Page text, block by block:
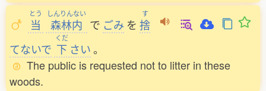
とう
当
しんりんない
森林内 で ごみ を
す
捨
てないで
くだ
下 さい。
The public is requested not to litter in these
woods.